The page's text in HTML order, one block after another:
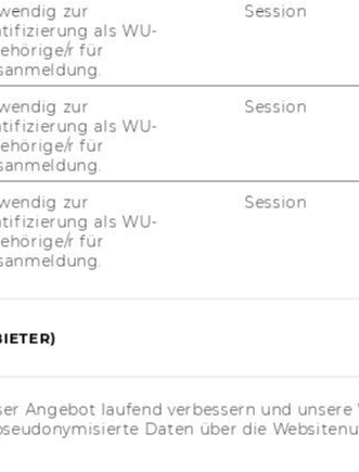
CAREER
SERVICES
AN DER
zur
als WU-
r für
Session
zur
als WU-
r für
Session
zur
als WU-
r für
Session
Angebot laufend verbessern und unsere
Daten über die